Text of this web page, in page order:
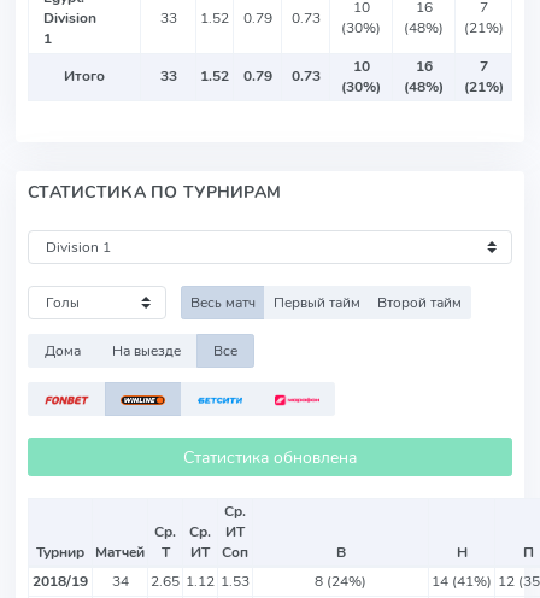
Division
1
33 1.52 0.79 0.73
10
(30%)
16
(48%)
7
(21%)
Итого 33 1.52 0.79 0.73
10
(30%)
16
(48%)
7
(21%)
СТАТИСТИКА ПО ТУРНИРАМ
Весь матч Первый тайм Второй тайм
Дома На выезде Все
Статистика обновлена
Турнир Матчей
Ср.
Т
Ср.
ИТ
Ср.
ИТ
Соп
В Н
П
2018/19
34 2.65 1.12 1.53 8 (24%) 14 (41%) 12